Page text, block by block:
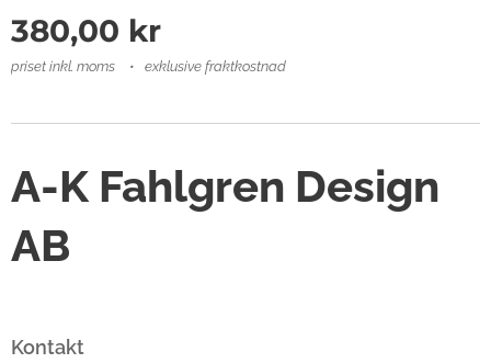
380,00 kr
priset inkl. moms exklusive fraktkostnad
A-K Fahlgren Design
AB
Kontakt